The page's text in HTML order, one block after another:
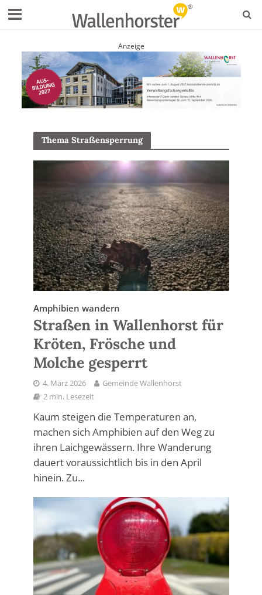
Anzeige
Thema Straßensperrung
Amphibien wandern
Straßen in Wallenhorst für
Kröten, Frösche und
Molche gesperrt
4. März 2026
Gemeinde Wallenhorst
2 min. Lesezeit
Kaum steigen die Temperaturen an,
machen sich Amphibien auf den Weg zu
ihren Laichgewässern. Ihre Wanderung
dauert voraussichtlich bis in den April
hinein. Zu...